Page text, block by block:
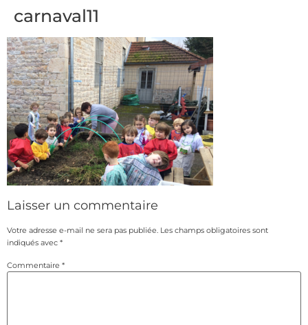
carnaval11
Laisser un commentaire
Votre adresse e-mail ne sera pas publiée. Les champs obligatoires sont
indiqués avec *
Commentaire *